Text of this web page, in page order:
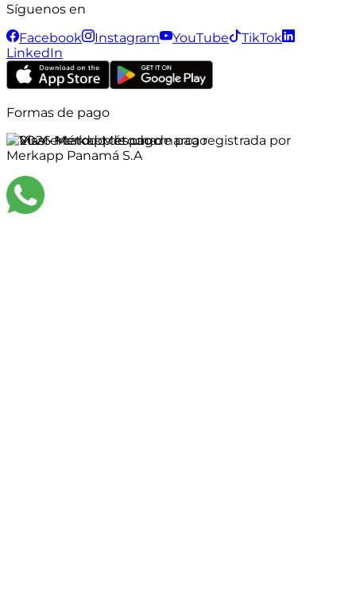
Síguenos en
Facebook
Instagram YouTube
TikTok
LinkedIn
Formas de pago
©2026Merkapp es una marca registrada por
Merkapp Panamá S.A